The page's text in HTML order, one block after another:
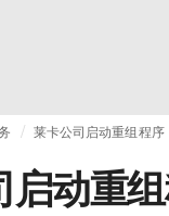
莱卡公司启动重组程
启动重